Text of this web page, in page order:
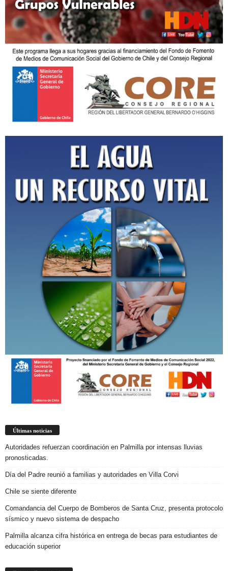
Últimas noticias
Autoridades refuerzan coordinación en Palmilla por intensas lluvias
pronosticadas.
Día del Padre reunió a familias y autoridades en Villa Corvi
Chile se siente diferente
Comandancia del Cuerpo de Bomberos de Santa Cruz, presenta protocolo
sísmico y nuevo sistema de despacho
Palmilla alcanza cifra histórica en entrega de becas para estudiantes de
educación superior